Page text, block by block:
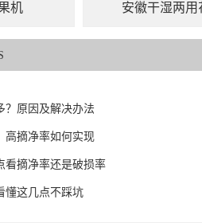
机 安徽干湿两用
？原因及解决办法
高摘净率如何实现
看摘净率还是破损率
懂这几点不踩坑